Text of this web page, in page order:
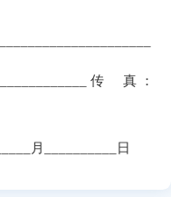
传 真：
月__________日